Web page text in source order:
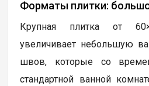
Форматы плитки:
Крупная плитка от
увеличивает небольшую
швов, которые со
стандартной ванной